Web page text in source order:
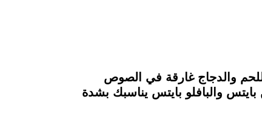
والدجاج غارقة في الصوص
والبافلو بايتس يناسبك بشدة